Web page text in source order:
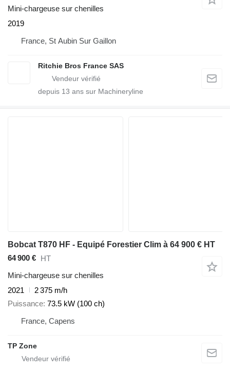
Mini-chargeuse sur chenilles
2019
France, St Aubin Sur Gaillon
Ritchie Bros France SAS
depuis 13 ans sur Machineryline
Bobcat T870 HF - Equipé Forestier Clim à 64 900 € HT
64 900 € HT
Mini-chargeuse sur chenilles
2021
2 375 m/h
Puissance 73.5 kW (100 ch)
France, Capens
TP Zone